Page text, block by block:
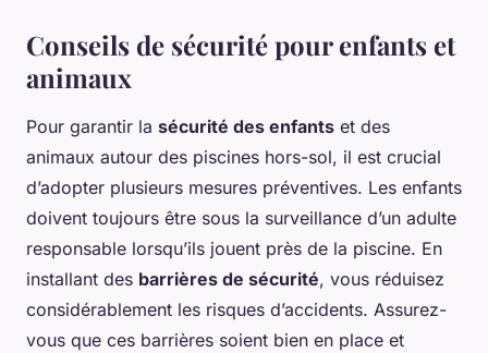
Conseils de sécurité pour enfants et
animaux
Pour garantir la sécurité des enfants et des
animaux autour des piscines hors-sol, il est crucial
d’adopter plusieurs mesures préventives. Les enfants
doivent toujours être sous la surveillance d’un adulte
responsable lorsqu’ils jouent près de la piscine. En
installant des barrières de sécurité, vous réduisez
considérablement les risques d’accidents. Assurez-
vous que ces barrières soient bien en place et